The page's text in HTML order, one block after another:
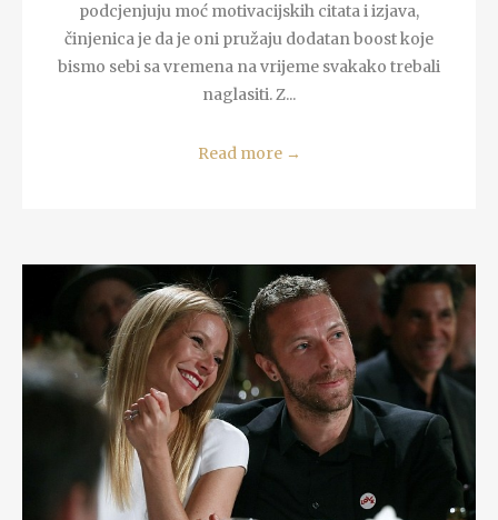
podcjenjuju moć motivacijskih citata i izjava,
činjenica je da je oni pružaju dodatan boost koje
bismo sebi sa vremena na vrijeme svakako trebali
naglasiti. Z...
Read more →
READ MORE